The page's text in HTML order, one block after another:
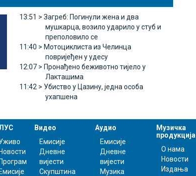
13:51 > Загреб: Погинули жена и два
мушкарца, возило ударило у стуб и
преполовило се
11:40 > Мотоциклиста из Челинца
повријеђен у удесу
12:07 > Пронађено беживотно тијело у
Лакташима
11:42 > Убиство у Цазину, једна особа
ухапшена
Новости
Програм
Емисије
Видео
Емисије
Дневне
вијести
Скупштина
Аудио
Емисије
Дневне
вијести
Музика
Музичка
продукција
О нама
Новости
Издања